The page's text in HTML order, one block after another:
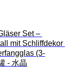
Set –
mit Schliffdekor
(3-
- 水晶